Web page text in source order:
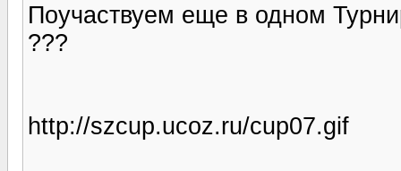
Поучаствуем еще в одном
???
http://szcup.ucoz.ru/cup07.gif